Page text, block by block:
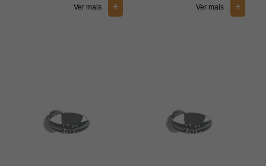
Ver mais + Ver mais +